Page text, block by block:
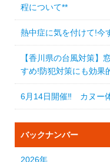
程について**
熱中症に気を付けて!今
【香川県の台風対策】
すめ!防犯対策にも効果
6月14日開催‼ カヌー
バックナンバー
2026年